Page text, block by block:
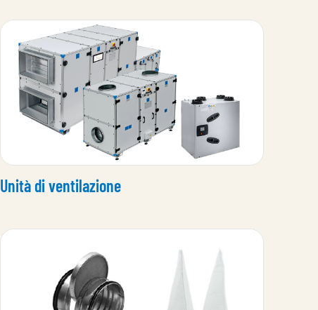
Unità di ventilazione